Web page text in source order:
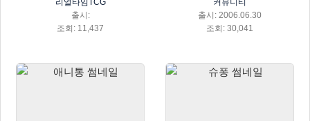
출시:
조회: 11,437
출시: 2006.06.30
조회: 30,041